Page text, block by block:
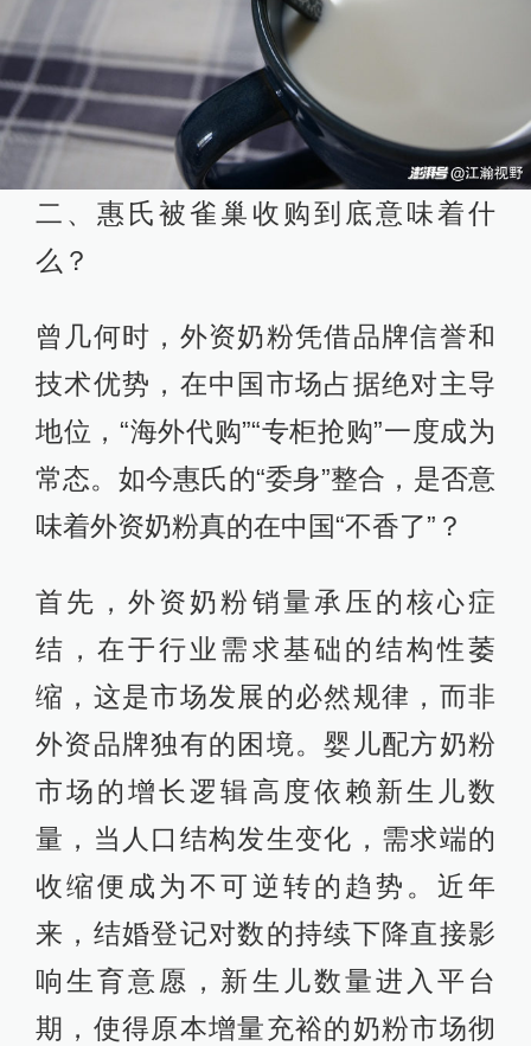
二、惠氏被雀巢收购到底意味着什
么？
曾几何时，外资奶粉凭借品牌信誉和
技术优势，在中国市场占据绝对主导
地位，“海外代购”“专柜抢购”一度成为
常态。如今惠氏的“委身”整合，是否意
味着外资奶粉真的在中国“不香了”？
首先，外资奶粉销量承压的核心症
结，在于行业需求基础的结构性萎
缩，这是市场发展的必然规律，而非
外资品牌独有的困境。婴儿配方奶粉
市场的增长逻辑高度依赖新生儿数
量，当人口结构发生变化，需求端的
收缩便成为不可逆转的趋势。近年
来，结婚登记对数的持续下降直接影
响生育意愿，新生儿数量进入平台
期，使得原本增量充裕的奶粉市场彻